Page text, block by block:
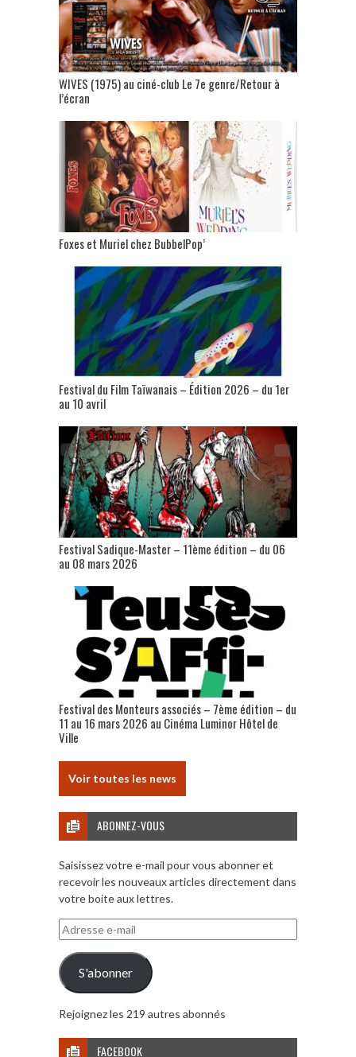
WIVES (1975) au ciné-club Le 7e genre/Retour à
l’écran
Foxes et Muriel chez BubbelPop’
Festival du Film Taïwanais – Édition 2026 – du 1er
au 10 avril
Festival Sadique-Master – 11ème édition – du 06
au 08 mars 2026
Festival des Monteurs associés – 7ème édition – du
11 au 16 mars 2026 au Cinéma Luminor Hôtel de
Ville
Voir toutes les news
ABONNEZ-VOUS
Saisissez votre e-mail pour vous abonner et
recevoir les nouveaux articles directement dans
votre boite aux lettres.
Adresse
e-
mail
S'abonner
Rejoignez les 219 autres abonnés
FACEBOOK